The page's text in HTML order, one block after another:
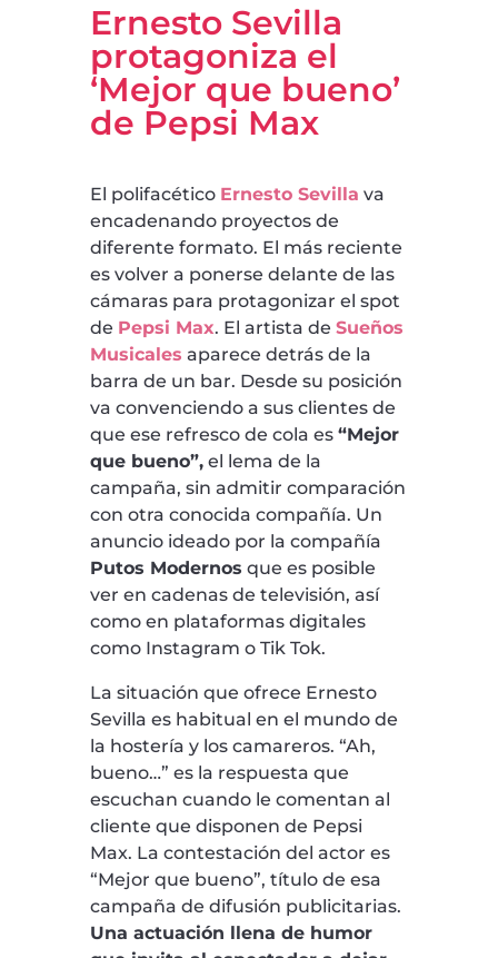
Ernesto Sevilla
protagoniza el
‘Mejor que bueno’
de Pepsi Max
El polifacético Ernesto Sevilla va
encadenando proyectos de
diferente formato. El más reciente
es volver a ponerse delante de las
cámaras para protagonizar el spot
de Pepsi Max. El artista de Sueños
Musicales aparece detrás de la
barra de un bar. Desde su posición
va convenciendo a sus clientes de
que ese refresco de cola es “Mejor
que bueno”,el lema de la
campaña, sin admitir comparación
con otra conocida compañía. Un
anuncio ideado por la compañía
Putos Modernos que es posible
ver en cadenas de televisión, así
como en plataformas digitales
como Instagram o Tik Tok.
La situación que ofrece Ernesto
Sevilla es habitual en el mundo de
la hostería y los camareros. “Ah,
bueno…” es la respuesta que
escuchan cuando le comentan al
cliente que disponen de Pepsi
Max. La contestación del actor es
“Mejor que bueno”, título de esa
campaña de difusión publicitarias.
Una actuación llena de humor